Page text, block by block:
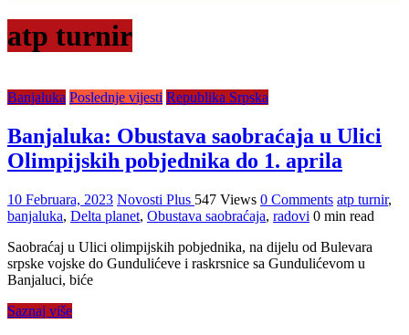
atp turnir
Banjaluka Poslednje vijesti Republika Srpska
Banjaluka: Obustava saobraćaja u Ulici
Olimpijskih pobjednika do 1. aprila
10 Februara, 2023 Novosti Plus 547 Views 0 Comments atp turnir,
banjaluka, Delta planet, Obustava saobraćaja, radovi 0 min read
Saobraćaj u Ulici olimpijskih pobjednika, na dijelu od Bulevara
srpske vojske do Gundulićeve i raskrsnice sa Gundulićevom u
Banjaluci, biće
Saznaj više